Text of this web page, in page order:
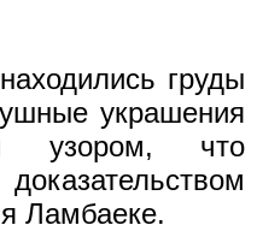
груды
украшения
узором, что
Ламбаеке.